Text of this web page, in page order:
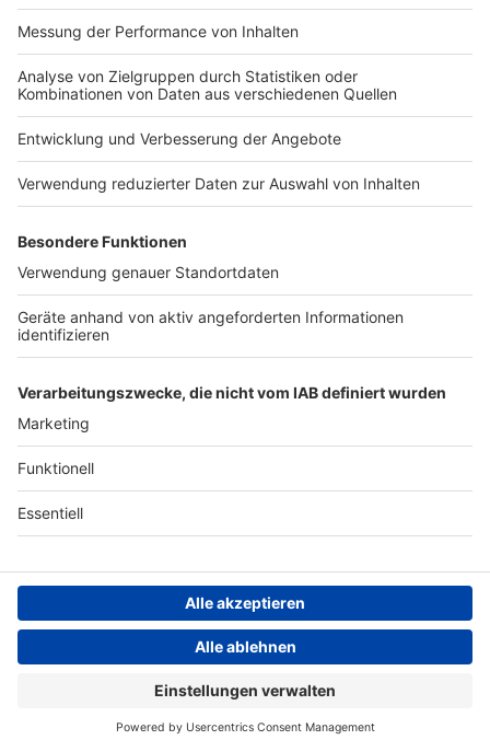
Impressum
Nutzungsbedingungen
Jobs
Presse
Werben
Archiv
ANTENNE BAYERN GROUP
Stiftung ANTENNE BAYERN
hilft
Teilnahmebedingungen
Grounding Page ANTENNE
BAYERN
Kontakt
Studio-Hotline
Verkehrs-Hotline
Datenschutz­erklärung
einstellungen
Persönliche Datenkontrolle
Newsletter
ANTENNE BAYERN Live